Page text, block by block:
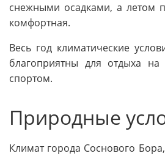
снежными осадками, а летом
комфортная.
Весь год климатические
благоприятны для отдыха
спортом.
Природные
Климат города Соснового